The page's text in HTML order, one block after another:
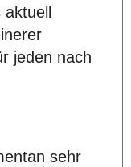
jeden nach
sehr